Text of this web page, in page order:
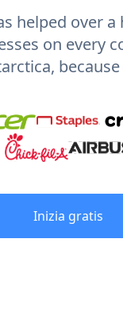
helped over
on every
Inizia gratis